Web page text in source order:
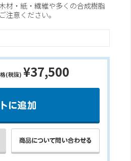
材・紙・繊維や多くの合成樹脂
注意ください。
(税抜) ¥37,500